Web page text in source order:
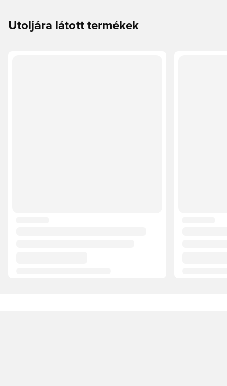
Utoljára látott termékek